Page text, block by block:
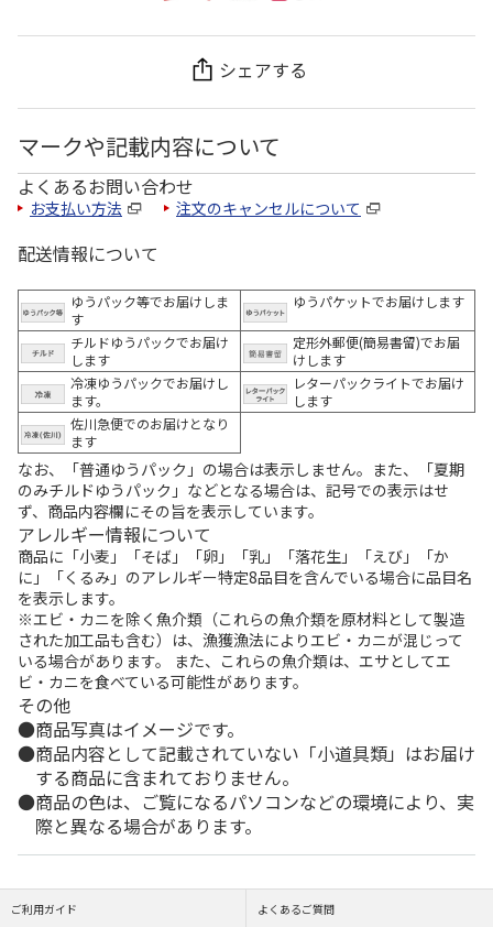
シェアする
マークや記載内容について
よくあるお問い合わせ
お支払い方法 注文のキャンセルについて
配送情報について
ゆうパック等でお届けしま
す
ゆうパケットでお届けします
チルドゆうパックでお届け
します
定形外郵便(簡易書留)でお届
けします
冷凍ゆうパックでお届けし
ます。
レターパックライトでお届け
します
佐川急便でのお届けとなり
ます
なお、「普通ゆうパック」の場合は表示しません。また、「夏期
のみチルドゆうパック」などとなる場合は、記号での表示はせ
ず、商品内容欄にその旨を表示しています。
アレルギー情報について
商品に「小麦」「そば」「卵」「乳」「落花生」「えび」「か
に」「くるみ」のアレルギー特定8品目を含んでいる場合に品目名
を表示します。
※エビ・カニを除く魚介類（これらの魚介類を原材料として製造
された加工品も含む）は、漁獲漁法によりエビ・カニが混じって
いる場合があります。 また、これらの魚介類は、エサとしてエ
ビ・カニを食べている可能性があります。
その他
商品写真はイメージです。
商品内容として記載されていない「小道具類」はお届け
する商品に含まれておりません。
商品の色は、ご覧になるパソコンなどの環境により、実
際と異なる場合があります。
ご利用ガイド よくあるご質問